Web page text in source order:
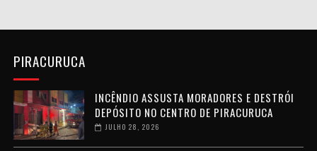
PIRACURUCA
INCÊNDIO ASSUSTA MORADORES E DESTRÓI
DEPÓSITO NO CENTRO DE PIRACURUCA
JULHO 28, 2026